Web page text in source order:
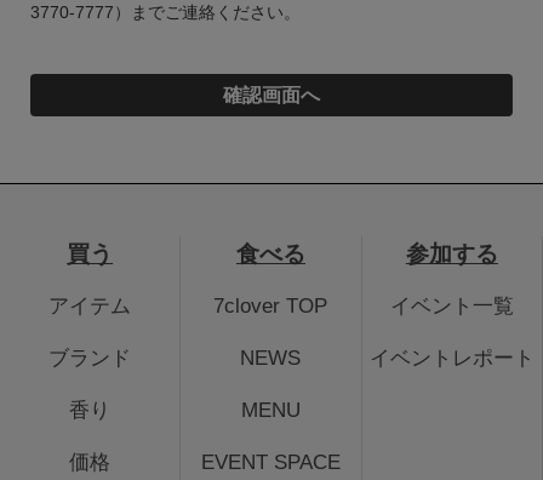
3770-7777）までご連絡ください。
買う
アイテム
ブランド
香り
価格
食べる
7clover TOP
NEWS
MENU
EVENT SPACE
参加する
イベント一覧
イベントレポート